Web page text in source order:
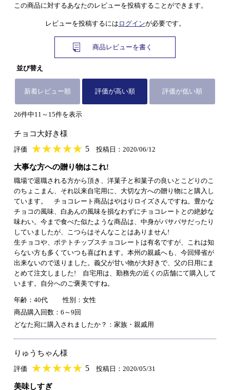
この商品に対するあなたのレビューを投稿することができます。
レビューを投稿するには ログインが必要です。
商品レビューを書く
並び替え
新着レビュー順 評価が高い順 評価が低い順
26件中11～15件を表示
チョコ大好き様
評価 ★★★★★
★★★★★ 5 投稿日：2020/06/12
大事な方への贈り物はこれ!
職場で退職される方から頂き、洋菓子と和菓子の良いとこどりのこ
のちょこまん、それ以来自宅用に、大切な方への贈り物にと購入し
ています。 チョコレート商品はやはりロイズさんですね。豊かな
チョコの風味、白あんの風味を損なわずにチョコレートとの絶妙な
味わい。今まで食べた似たような商品は、中身がパサパサだったり
していましたが、こつらはそんなことはありません!
生チョコや、ポテトチップスチョコレートは有名ですが、これは知
らない方も多くていつも喜ばれます。本州の親戚へも、今回帰省が
出来ないので送りました。義父が甘い物が大好きで、父の日用にま
とめて注文しました! 自宅用は、勤務先の近くの店舗にて購入して
います。自分へのご褒美ですね。
年齢：40代
性別：女性
商品購入回数：6～9回
どなた宛に購入されましたか？：家族・親戚用
りゅうちゃん様
評価 ★★★★★
★★★★★ 5 投稿日：2020/05/31
美味しすぎ